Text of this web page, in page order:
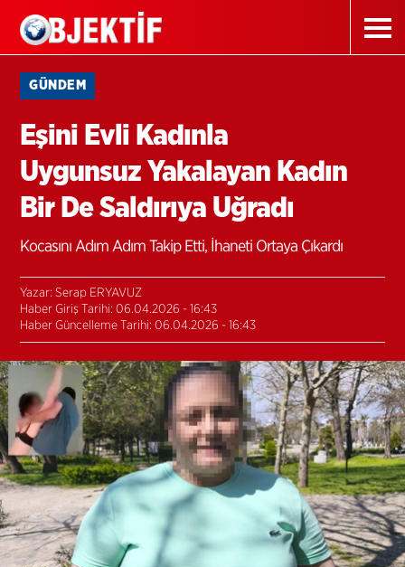
GÜNDEM
Eşini Evli Kadınla
Uygunsuz Yakalayan Kadın
Bir De Saldırıya Uğradı
Kocasını Adım Adım Takip Etti, İhaneti Ortaya Çıkardı
Yazar: Serap ERYAVUZ
Haber Giriş Tarihi: 06.04.2026 - 16:43
Haber Güncelleme Tarihi: 06.04.2026 - 16:43